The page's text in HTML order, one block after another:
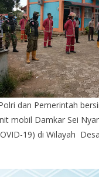
dan Pemerintah
mobil Damkar Sei
19) di Wilayah